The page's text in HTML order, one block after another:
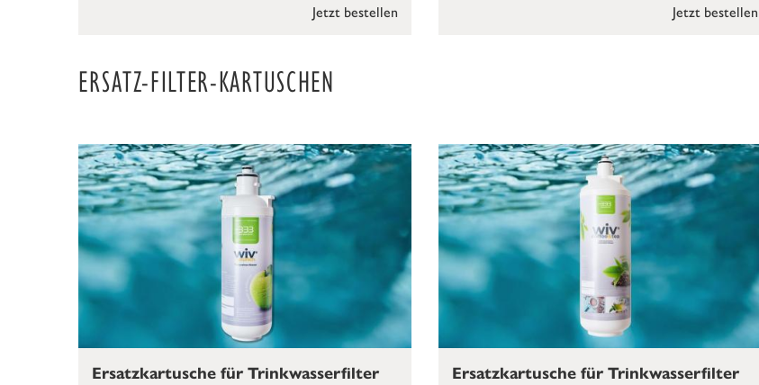
Jetzt bestellen Jetzt bestellen
ERSATZ-FILTER-KARTUSCHEN
Ersatzkartusche für Trinkwasserfilter
Ersatzkartusche für Trinkwasserfilter